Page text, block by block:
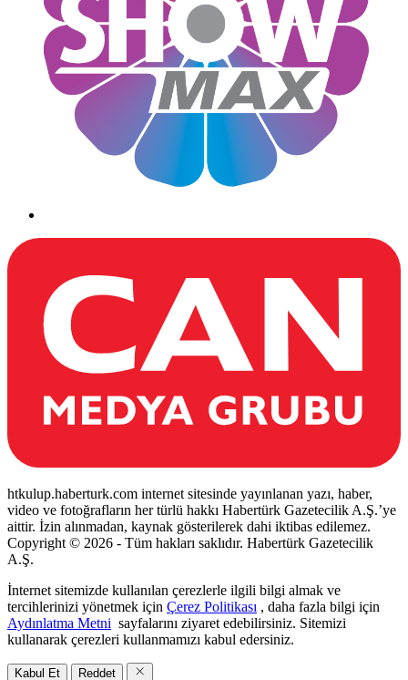
htkulup.haberturk.com internet sitesinde yayınlanan yazı, haber,
video ve fotoğrafların her türlü hakkı Habertürk Gazetecilik A.Ş.’ye
aittir. İzin alınmadan, kaynak gösterilerek dahi iktibas edilemez.
Copyright © 2026 - Tüm hakları saklıdır. Habertürk Gazetecilik
A.Ş.
İnternet sitemizde kullanılan çerezlerle ilgili bilgi almak ve
tercihlerinizi yönetmek için Çerez Politikası , daha fazla bilgi için
Aydınlatma Metni sayfalarını ziyaret edebilirsiniz. Sitemizi
kullanarak çerezleri kullanmamızı kabul edersiniz.
Kabul Et Reddet